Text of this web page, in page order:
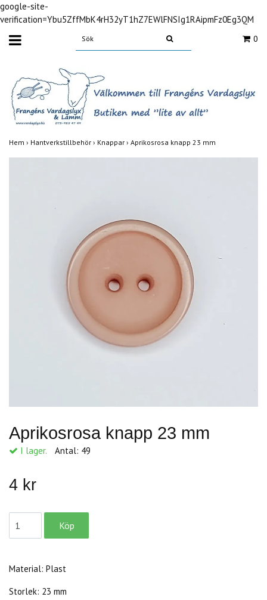
google-site-
verification=Ybu5ZffMbK4rH32yT1hZ7EWlFNSIg1RAipmFz0Eg3QM
0
Hem › Hantverkstillbehör › Knappar › Aprikosrosa knapp 23 mm
Aprikosrosa knapp 23 mm
I lager. Antal: 49
4 kr
Material: Plast
Storlek: 23 mm